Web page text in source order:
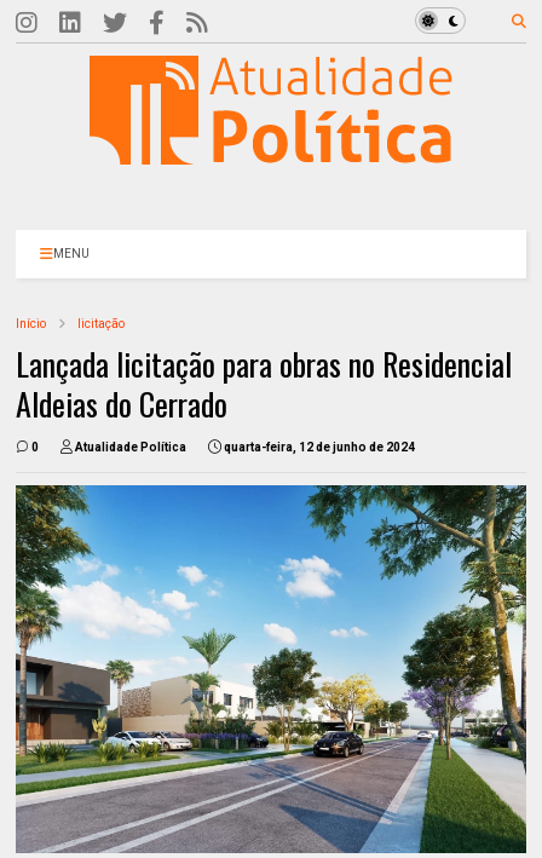
MENU
Início licitação
Lançada licitação para obras no Residencial
Aldeias do Cerrado
0 Atualidade Política quarta-feira, 12 de junho de 2024